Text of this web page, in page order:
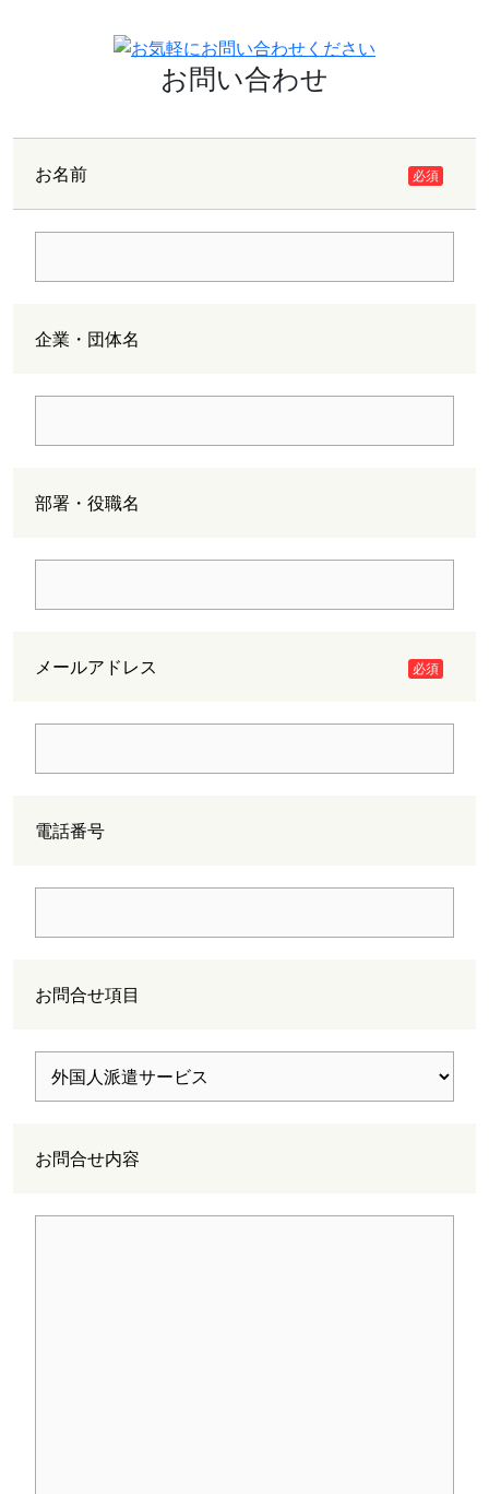
お問い合わせ
お名前 必須
企業・団体名
部署・役職名
メールアドレス 必須
電話番号
お問合せ項目
お問合せ内容